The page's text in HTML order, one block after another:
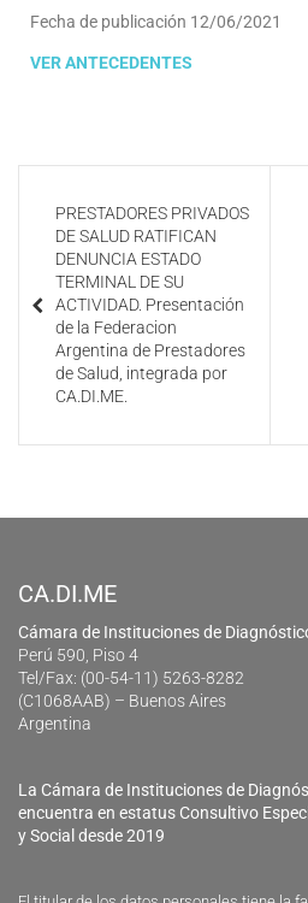
Fecha de publicación 12/06/2021
VER ANTECEDENTES
PRESTADORES PRIVADOS
DE SALUD RATIFICAN
DENUNCIA ESTADO
TERMINAL DE SU
ACTIVIDAD. Presentación
de la Federacion
Argentina de Prestadores
de Salud, integrada por
CA.DI.ME.
CA.DI.ME
Cámara de Instituciones de
Perú 590, Piso 4
Tel/Fax: (00-54-11) 5263-8282
(C1068AAB) – Buenos Aires
Argentina
La Cámara de Instituciones de
encuentra en estatus Consultivo
y Social desde 2019